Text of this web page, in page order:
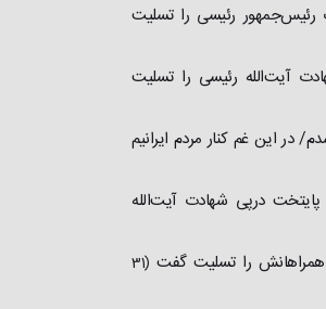
رئیس‌جمهور رئیسی را تسلیت
آیت‌الله رئیسی را تسلیت
در این غم‌ کنار مردم ایرانیم
درپی شهادت آیت‌الله
را تسلیت گفت (31